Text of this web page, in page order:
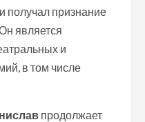
получал признание
является
и
в том числе
продолжает